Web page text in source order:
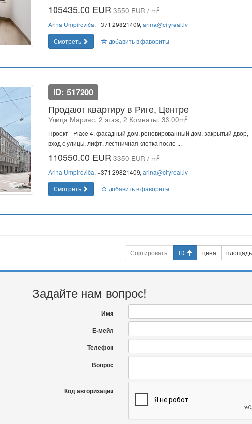
105435.00 EUR 3550 EUR / m2
Arina Umpiroviča, +371 29821409, arina@cityreal.lv
Смотреть
добавить в фавориты
ID: 517200
Продают квартиру в Риге, Центре
Улица Марияс, 2 этаж, 2 Комнаты, 33.00m2
Проект - Place 4, фасадный дом, реновированный дом, закрытый двор,
вход с улицы, лифт, лестничная клетка после ...
110550.00 EUR 3350 EUR / m2
Arina Umpiroviča, +371 29821409, arina@cityreal.lv
Смотреть
добавить в фавориты
Сортировать: ID цена площадь
Задайте нам вопрос!
Имя
Е-мейл
Телефон
Вопрос
Код авторизации